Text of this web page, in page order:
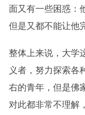
面又有一些困惑：
但是又都不能让他
整体上来说，大学
义者，努力探索各
右的青年，但是佛
对此都非常不理解